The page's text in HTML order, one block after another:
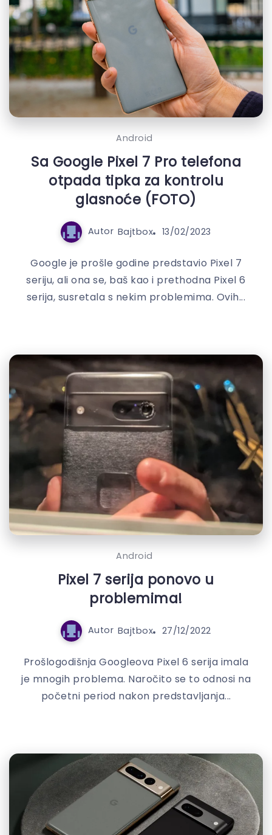
Android
Sa Google Pixel 7 Pro telefona
otpada tipka za kontrolu
glasnoće (FOTO)
Autor Bajtbox 13/02/2023
Google je prošle godine predstavio Pixel 7
seriju, ali ona se, baš kao i prethodna Pixel 6
serija, susretala s nekim problemima. Ovih...
Android
Pixel 7 serija ponovo u
problemima!
Autor Bajtbox 27/12/2022
Prošlogodišnja Googleova Pixel 6 serija imala
je mnogih problema. Naročito se to odnosi na
početni period nakon predstavljanja...